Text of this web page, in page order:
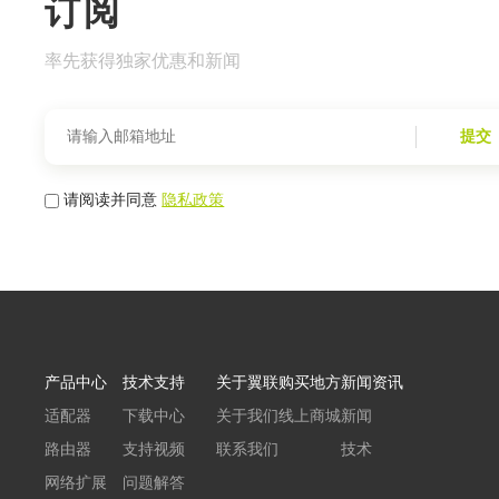
订阅
率先获得独家优惠和新闻
提交
请阅读并同意隐私政策
产品中心
适配器
路由器
网络扩展
技术支持
下载中心
支持视频
问题解答
关于翼联
关于我们
联系我们
购买地方
线上商城
新闻资讯
新闻
技术